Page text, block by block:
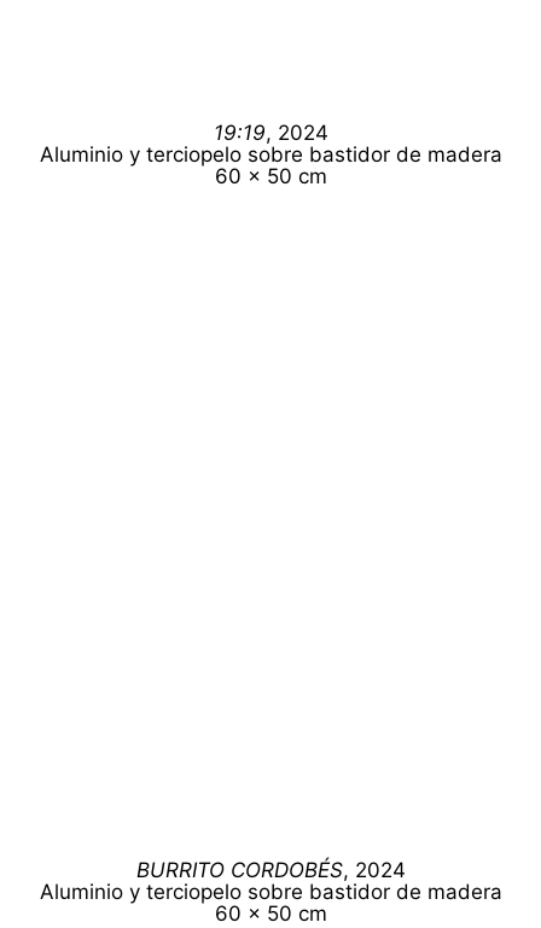
19:19, 2024
Aluminio y terciopelo sobre bastidor de madera
60 x 50 cm
BURRITO CORDOBÉS, 2024
Aluminio y terciopelo sobre bastidor de madera
60 x 50 cm